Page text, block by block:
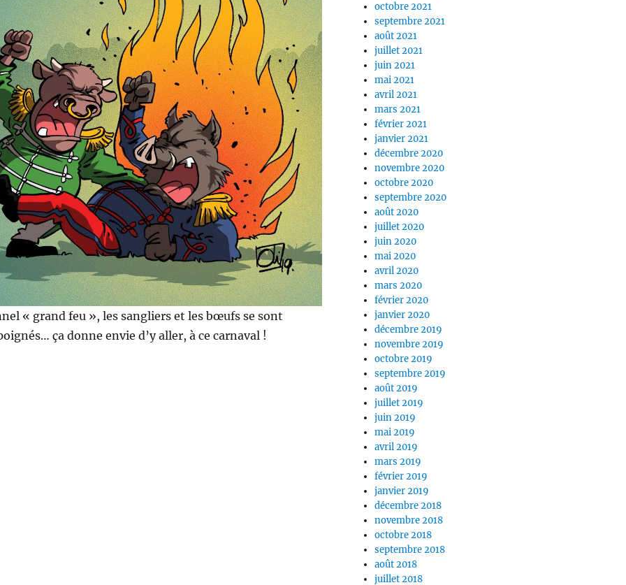
« grand feu », les sangliers et les bœufs se sont
ça donne envie d’y aller, à ce carnaval !
octobre 2021
septembre 2021
août 2021
juillet 2021
juin 2021
mai 2021
avril 2021
mars 2021
février 2021
janvier 2021
décembre 2020
novembre 2020
octobre 2020
septembre 2020
août 2020
juillet 2020
juin 2020
mai 2020
avril 2020
mars 2020
février 2020
janvier 2020
décembre 2019
novembre 2019
octobre 2019
septembre 2019
août 2019
juillet 2019
juin 2019
mai 2019
avril 2019
mars 2019
février 2019
janvier 2019
décembre 2018
novembre 2018
octobre 2018
septembre 2018
août 2018
juillet 2018